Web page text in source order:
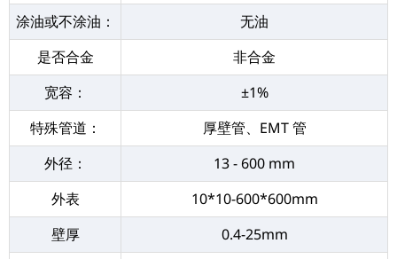
涂油或不涂油：
无油
是否合金
非合金
宽容：
±1%
特殊管道：
厚壁管、EMT 管
外径：
13 - 600 mm
外表
10*10-600*600mm
壁厚
0.4-25mm